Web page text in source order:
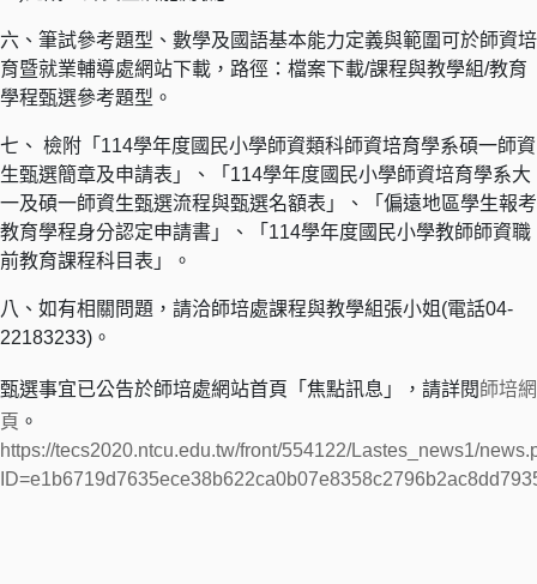
六、筆試參考題型、數學及國語基本能力定義與範圍可於師資培
育暨就業輔導處網站下載，路徑：檔案下載/課程與教學組/教育
學程甄選參考題型。
七、 檢附「114學年度國民小學師資類科師資培育學系碩一師資
生甄選簡章及申請表」、「114學年度國民小學師資培育學系大
一及碩一師資生甄選流程與甄選名額表」、「偏遠地區學生報考
教育學程身分認定申請書」、「114學年度國民小學教師師資職
前教育課程科目表」。
八、如有相關問題，請洽師培處課程與教學組張小姐(電話04-
22183233)。
甄選事宜已公告於師培處網站首頁「焦點訊息」， 請詳閱師培網
頁 。
https://tecs2020.ntcu.edu.tw/front/554122/Lastes_news1/